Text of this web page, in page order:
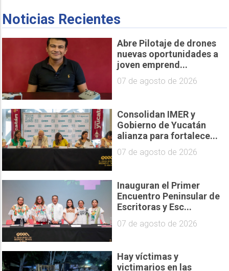
Noticias Recientes
Abre Pilotaje de drones
nuevas oportunidades a
joven emprend...
07 de agosto de 2026
Consolidan IMER y
Gobierno de Yucatán
alianza para fortalece...
07 de agosto de 2026
Inauguran el Primer
Encuentro Peninsular de
Escritoras y Esc...
07 de agosto de 2026
Hay víctimas y
victimarios en las